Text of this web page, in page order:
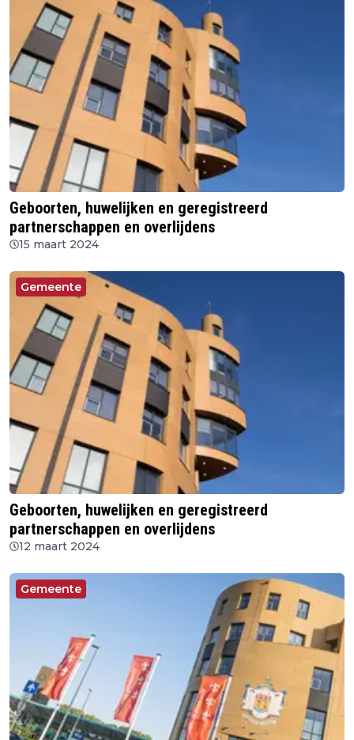
Geboorten, huwelijken en geregistreerd
partnerschappen en overlijdens
15 maart 2024
Gemeente
Geboorten, huwelijken en geregistreerd
partnerschappen en overlijdens
12 maart 2024
Gemeente